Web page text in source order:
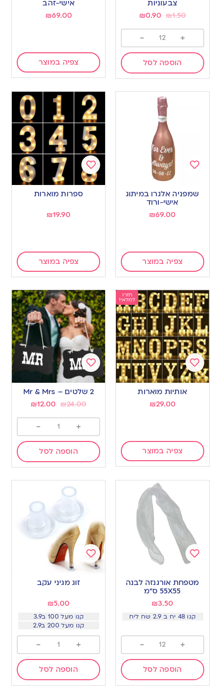
צבעוניות
₪1.50
₪0.90
+
-
הוספה לסל
אישי-זהב
₪69.00
צפיה במוצר
to
wishlist
שמפניה אלגרו במיתוג
אישי-ורוד
₪69.00
צפיה במוצר
Add
wishlist
ספרות מוארות
₪19.90
צפיה במוצר
חזרו
למלאי!
Add
אותיות מוארות
₪29.00
צפיה במוצר
Add
to2 שלטים – Mr & Mrs
₪24.00
₪12.00
+
-
הוספה לסל
to
wishlist
מטפחת אורגנזה לבנה
55X55 ס”מ
₪3.50
קנו 48 יח ב 2.9 שח ליח
+
-
הוספה לסל
Add
wishlist
זוג מגיני עקב
₪5.00
קנו מעל 100 ב3.9
קנו מעל 200 ב2.9
+
-
הוספה לסל